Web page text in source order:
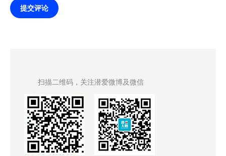
提交评论
扫描二维码，关注潜爱微博及微信